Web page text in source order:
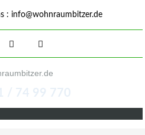
: info@wohnraumbitzer.de
/ 74 99 770